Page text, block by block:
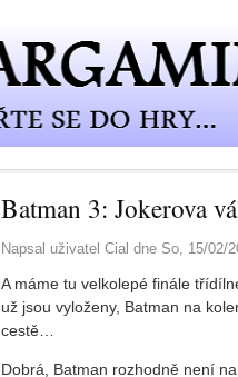
Batman 3: Jokerova
Napsal uživatel Cial dne So, 15/02/
A máme tu velkolepé finále
už jsou vyloženy, Batman na
cestě…
Dobrá, Batman rozhodně není